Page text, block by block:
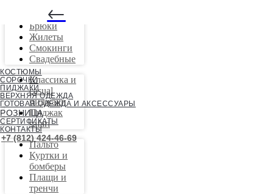
КОСТЮМЫ
←
СОРОЧКИ
ПИДЖАКИ
ВЕРХНЯЯ ОДЕЖДА
ГОТОВАЯ ОДЕЖДА И АКСЕССУАРЫ
РОЗНИЦА
СЕРТИФИКАТЫ
КОНТАКТЫ
+7 (812) 424-46-69
Костюмы
Брюки
Жилеты
Смокинги
Свадебные
Классика и
casual
пиджаки
Пиджак
safari
Пальто
Куртки и
бомберы
Плащи и
тренчи